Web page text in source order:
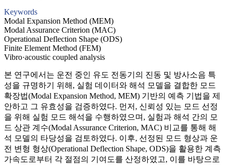
Keywords
Modal Expansion Method (MEM)
Modal Assurance Criterion (MAC)
Operational Deflection Shape (ODS)
Finite Element Method (FEM)
Vibro·acoustic coupled analysis
본 연구에서는 운전 중인 유도 전동기의 진동 및 방사소음 특
성을 규명하기 위해, 실험 데이터와 해석 모델을 결합한 모드
확장법(Modal Expansion Method, MEM) 기반의 예측 기법을 제
안하고 그 유효성을 검증하였다. 먼저, 신뢰성 있는 모드 선정
을 위해 실험 모드 해석을 수행하였으며, 실험과 해석 간의 모
드 상관 계수(Modal Assurance Criterion, MAC) 비교를 통해 해
석 모델의 타당성을 검토하였다. 이후, 선정된 모드 형상과 운
전 변형 형상(Operational Deflection Shape, ODS)을 활용한 계측
가속도로부터 각 절점의 기여도를 산정하였고, 이를 바탕으로